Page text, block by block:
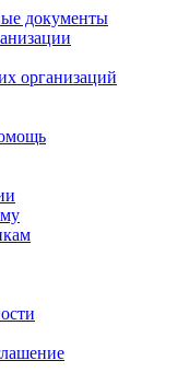
документы
организаций